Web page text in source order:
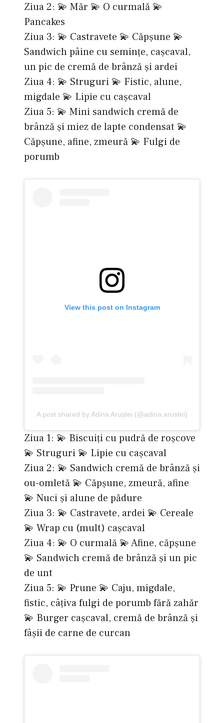
Ziua 2: 💫 Măr 💫 O curmală 💫
Pancakes
Ziua 3: 💫 Castravete 💫 Căpșune 💫
Sandwich pâine cu semințe, cașcaval,
un pic de cremă de brânză și ardei
Ziua 4: 💫 Struguri 💫 Fistic, alune,
migdale 💫 Lipie cu cașcaval
Ziua 5: 💫 Mini sandwich cremă de
brânză și miez de lapte condensat 💫
Căpșune, afine, zmeură 💫 Fulgi de
porumb
View this post on Instagram
A post shared by Adina Aruștei (@adina.arustei)
Ziua 1: 💫 Biscuiți cu pudră de roșcove
💫 Struguri 💫 Lipie cu cașcaval
Ziua 2: 💫 Sandwich cremă de brânză și
ou-omletă 💫 Căpșune, zmeură, afine
💫 Nuci și alune de pădure
Ziua 3: 💫 Castravete, ardei 💫 Cereale
💫 Wrap cu (mult) cașcaval
Ziua 4: 💫 O curmală 💫 Afine, căpșune
💫 Sandwich cremă de brânză și un pic
de unt
Ziua 5: 💫 Prune 💫 Caju, migdale,
fistic, câțiva fulgi de porumb fără zahăr
💫 Burger cașcaval, cremă de brânză și
fâșii de carne de curcan